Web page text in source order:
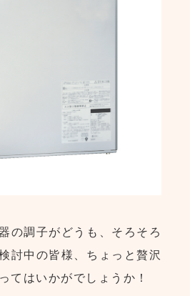
の調子がどうも、そろそろ
討中の皆様、ちょっと贅沢
てはいかがでしょうか！